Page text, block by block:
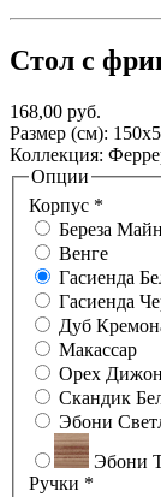
Стол с
168,00 руб.
Размер (см):
Коллекция:
Опции
Корпус *
Береза
Венге
Гасиенда
Гасиенда
Дуб
Макассар
Орех
Скандик
Эбони
Эбони
Ручки *